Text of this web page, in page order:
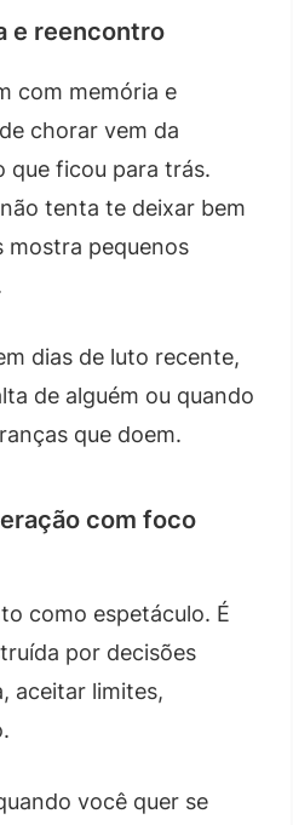
e reencontro
com memória e
chorar vem da
que ficou para trás.
tenta te deixar bem
mostra pequenos
dias de luto recente,
de alguém ou quando
que doem.
com foco
como espetáculo. É
por decisões
aceitar limites,
você quer se